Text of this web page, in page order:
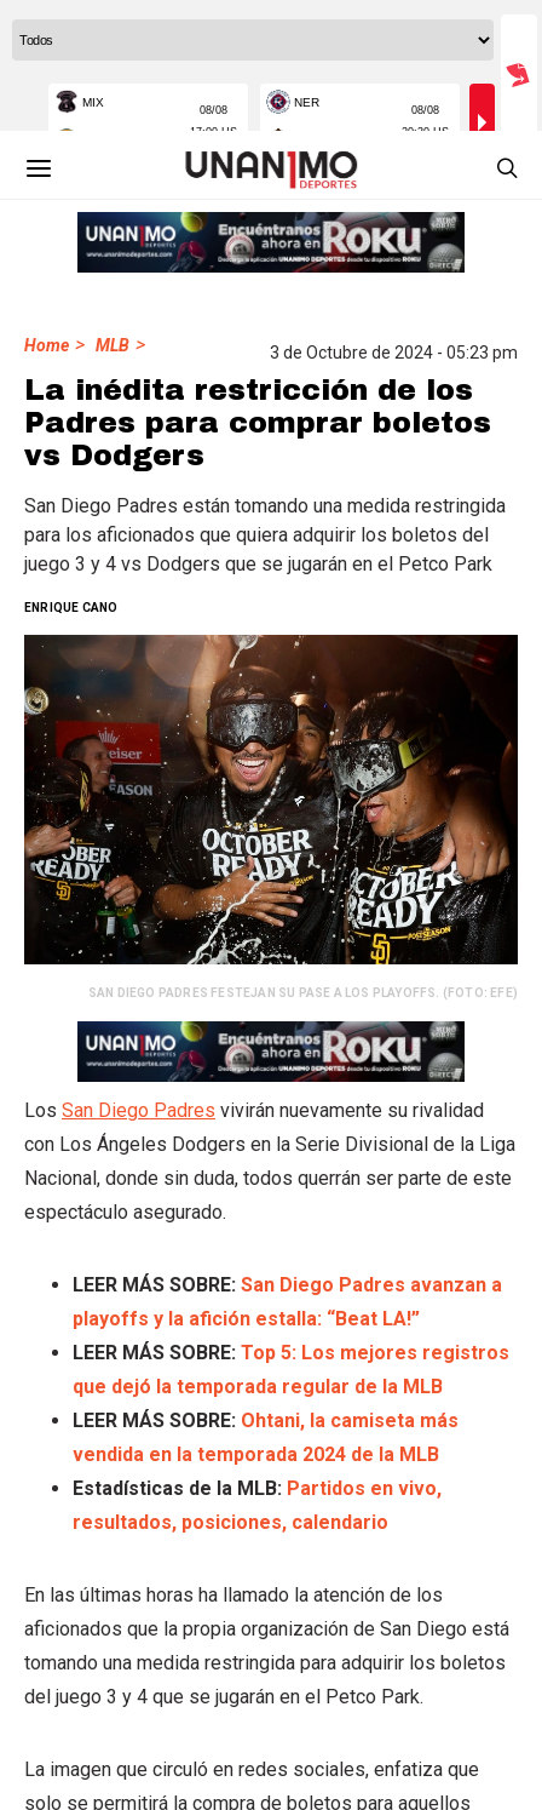
Home > MLB > 3 de Octubre de 2024 - 05:23 pm
La inédita restricción de los
Padres para comprar boletos
vs Dodgers
San Diego Padres están tomando una medida restringida
para los aficionados que quiera adquirir los boletos del
juego 3 y 4 vs Dodgers que se jugarán en el Petco Park
ENRIQUE CANO
SAN DIEGO PADRES FESTEJAN SU PASE A LOS PLAYOFFS. (FOTO: EFE)
Los San Diego Padres vivirán nuevamente su rivalidad
con Los Ángeles Dodgers en la Serie Divisional de la Liga
Nacional, donde sin duda, todos querrán ser parte de este
espectáculo asegurado.
LEER MÁS SOBRE: San Diego Padres avanzan a
playoffs y la afición estalla: “Beat LA!”
LEER MÁS SOBRE: Top 5: Los mejores registros
que dejó la temporada regular de la MLB
LEER MÁS SOBRE: Ohtani, la camiseta más
vendida en la temporada 2024 de la MLB
Estadísticas de la MLB: Partidos en vivo,
resultados, posiciones, calendario
En las últimas horas ha llamado la atención de los
aficionados que la propia organización de San Diego está
tomando una medida restringida para adquirir los boletos
del juego 3 y 4 que se jugarán en el Petco Park.
La imagen que circuló en redes sociales, enfatiza que
solo se permitirá la compra de boletos para aquellos